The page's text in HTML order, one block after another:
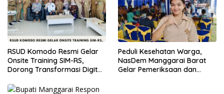
RSUD Komodo Resmi Gelar
Onsite Training SIM-RS,
Dorong Transformasi Digital
Peduli Kesehatan Warga,
NasDem Manggarai Barat
Gelar Pemeriksaan dan